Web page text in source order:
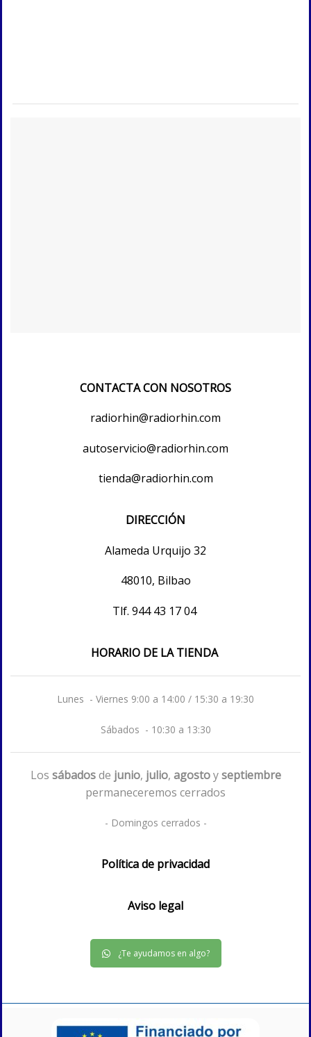
CONTACTA CON NOSOTROS
radiorhin@radiorhin.com
autoservicio@radiorhin.com
tienda@radiorhin.com
DIRECCIÓN
Alameda Urquijo 32
48010, Bilbao
Tlf. 944 43 17 04
HORARIO DE LA TIENDA
Lunes - Viernes 9:00 a 14:00 / 15:30 a 19:30
Sábados - 10:30 a 13:30
Los sábadosde junio, julio, agostoyseptiembre
permaneceremos cerrados
- Domingos cerrados -
Política de privacidad
Aviso legal
¿Te ayudamos en algo?